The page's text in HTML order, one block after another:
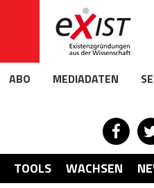
ABO MEDIADATEN
TOOLS WACHSEN